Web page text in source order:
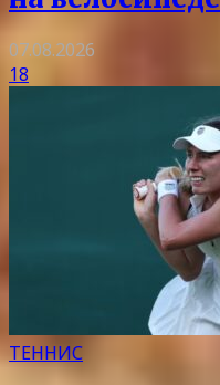
07.08.2026
18
ТЕННИС